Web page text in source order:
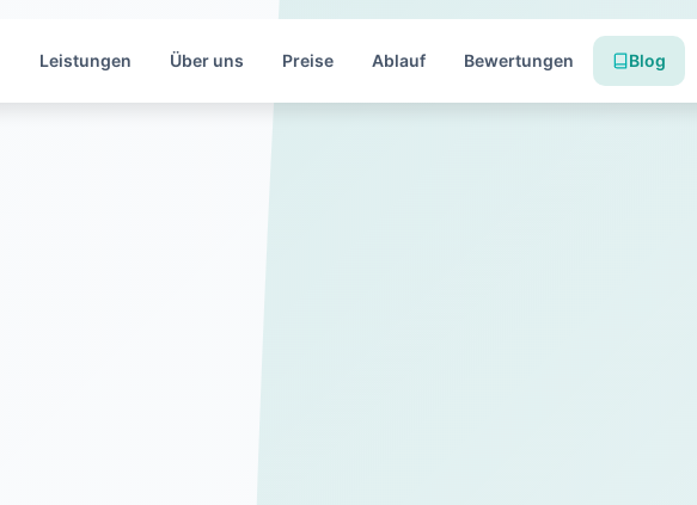
Leistungen Über uns Preise Ablauf Bewertungen Blog